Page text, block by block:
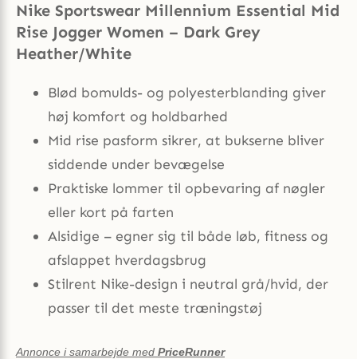
Nike Sportswear Millennium Essential Mid
Rise Jogger Women – Dark Grey
Heather/White
Blød bomulds- og polyesterblanding giver
høj komfort og holdbarhed
Mid rise pasform sikrer, at bukserne bliver
siddende under bevægelse
Praktiske lommer til opbevaring af nøgler
eller kort på farten
Alsidige – egner sig til både løb, fitness og
afslappet hverdagsbrug
Stilrent Nike-design i neutral grå/hvid, der
passer til det meste træningstøj
Annonce i samarbejde med PriceRunner